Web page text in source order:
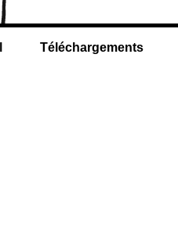
Téléchargements